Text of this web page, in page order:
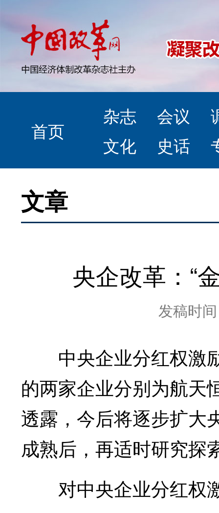
首页
杂志 会议
文化
史话
文章
央企改革：“
发稿时
中央企业分红权激
的两家企业分别为航天
透露，今后将逐步扩大
成熟后，再适时研究探
对中央企业分红权